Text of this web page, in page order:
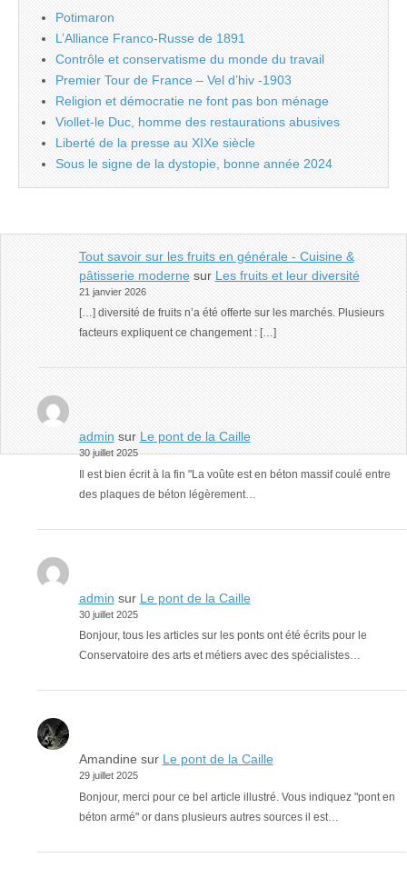
Potimaron
L’Alliance Franco-Russe de 1891
Contrôle et conservatisme du monde du travail
Premier Tour de France – Vel d’hiv -1903
Religion et démocratie ne font pas bon ménage
Viollet-le Duc, homme des restaurations abusives
Liberté de la presse au XIXe siècle
Sous le signe de la dystopie, bonne année 2024
Tout savoir sur les fruits en générale - Cuisine &
pâtisserie modernesur Les fruits et leur diversité
21 janvier 2026
[…] diversité de fruits n’a été offerte sur les marchés. Plusieurs
facteurs expliquent ce changement : […]
admin sur Le pont de la Caille
30 juillet 2025
Il est bien écrit à la fin "La voûte est en béton massif coulé entre
des plaques de béton légèrement…
admin sur Le pont de la Caille
30 juillet 2025
Bonjour, tous les articles sur les ponts ont été écrits pour le
Conservatoire des arts et métiers avec des spécialistes…
Amandine sur Le pont de la Caille
29 juillet 2025
Bonjour, merci pour ce bel article illustré. Vous indiquez "pont en
béton armé" or dans plusieurs autres sources il est…